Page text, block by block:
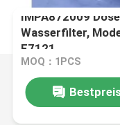
IMPA872009
Wasserfilter,
F7121
MOQ：1PCS